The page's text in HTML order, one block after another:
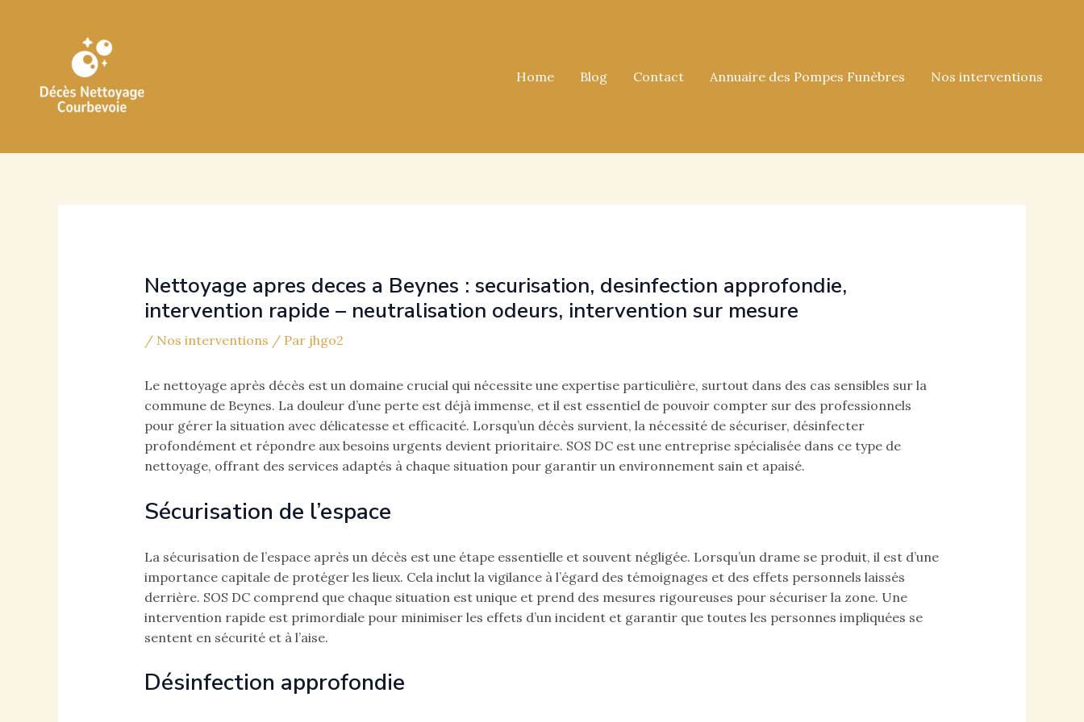
Home
Blog Contact Annuaire des Pompes Funèbres Nos interventions
Nettoyage apres deces a Beynes : securisation, desinfection approfondie,
intervention rapide – neutralisation odeurs, intervention sur mesure
/ Nos interventions / Par jhgo2
Le nettoyage après décès est un domaine crucial qui nécessite une expertise particulière, surtout dans des cas sensibles sur la
commune de Beynes. La douleur d’une perte est déjà immense, et il est essentiel de pouvoir compter sur des professionnels
pour gérer la situation avec délicatesse et efficacité. Lorsqu’un décès survient, la nécessité de sécuriser, désinfecter
profondément et répondre aux besoins urgents devient prioritaire. SOS DC est une entreprise spécialisée dans ce type de
nettoyage, offrant des services adaptés à chaque situation pour garantir un environnement sain et apaisé.
Sécurisation de l’espace
La sécurisation de l’espace après un décès est une étape essentielle et souvent négligée. Lorsqu’un drame se produit, il est d’une
importance capitale de protéger les lieux. Cela inclut la vigilance à l’égard des témoignages et des effets personnels laissés
derrière. SOS DC comprend que chaque situation est unique et prend des mesures rigoureuses pour sécuriser la zone. Une
intervention rapide est primordiale pour minimiser les effets d’un incident et garantir que toutes les personnes impliquées se
sentent en sécurité et à l’aise.
Désinfection approfondie